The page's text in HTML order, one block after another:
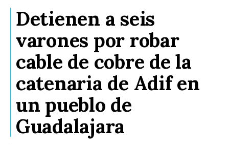
Detienen a seis
varones por robar
cable de cobre de la
catenaria de Adif en
un pueblo de
Guadalajara